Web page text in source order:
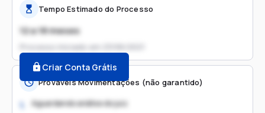
Tempo Estimado do Processo
12 a 18 meses
Processo iniciado em
Criar Conta Grátis
Prováveis Movimentações (não garantido)
1. Aguardando análise do juiz